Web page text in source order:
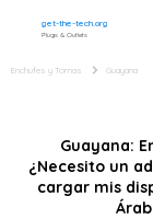
get-the-tech.org
Plugs & Outlets
Enchufes y Tomas Guayana
Guayana:
¿Necesito un
cargar mis